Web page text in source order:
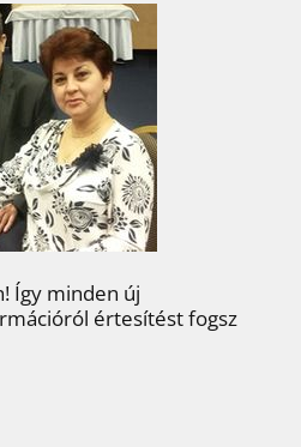
e
e
s
t
e
d
I
n
a
e
g
Így minden új
értesítést fogsz